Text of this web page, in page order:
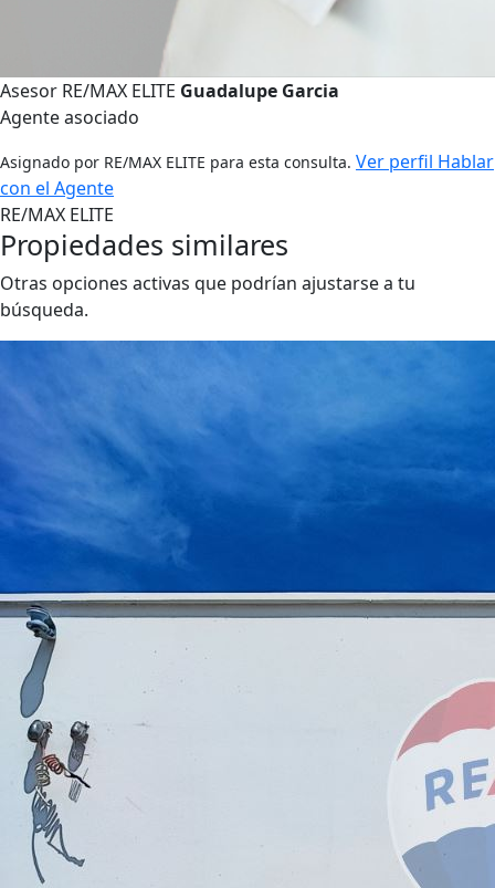
Asesor RE/MAX ELITE Guadalupe Garcia
Agente asociado
Asignado por RE/MAX ELITE para esta consulta. Ver perfil Hablar
con el Agente
RE/MAX ELITE
Propiedades similares
Otras opciones activas que podrían ajustarse a tu
búsqueda.